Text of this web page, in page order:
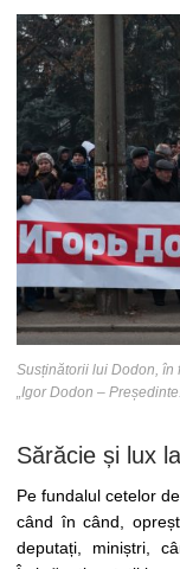
Susținătorii lui Dodon, în
„Igor Dodon –
Sărăcie și lux
Pe fundalul cetelor
când în când,
deputați, miniștri,